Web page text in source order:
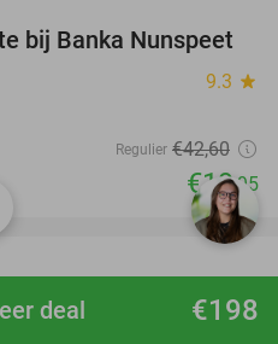
€198
deal
53%
bij Banka Nunspeet
9.3 star
Regulier €42,60
€19,95
33%
favorite_border
9.4star